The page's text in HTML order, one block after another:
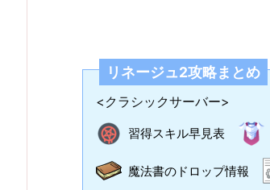
リネージュ2攻略まとめ
<クラシックサーバー>
習得スキル早見表
魔法書のドロップ情報